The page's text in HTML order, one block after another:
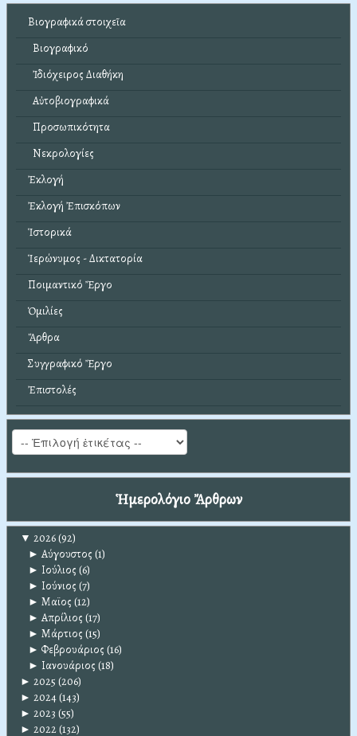
Βιογραφικά στοιχεῖα
Βιογραφικό
Ἰδιόχειρος Διαθήκη
Αὐτοβιογραφικά
Προσωπικότητα
Νεκρολογίες
Ἐκλογή
Ἐκλογή Ἐπισκόπων
Ἱστορικά
Ἱερώνυμος - Δικτατορία
Ποιμαντικό Ἔργο
Ὁμιλίες
Ἄρθρα
Συγγραφικό Ἔργο
Ἐπιστολές
Ἡμερολόγιο Ἄρθρων
▼ 2026(92)
► Αύγουστος (1)
► Ιούλιος (6)
► Ιούνιος (7)
► Μαϊος (12)
► Απρίλιος (17)
► Μάρτιος (15)
► Φεβρουάριος (16)
► Ιανουάριος (18)
► 2025 (206)
► 2024(143)
► 2023 (55)
► 2022(132)